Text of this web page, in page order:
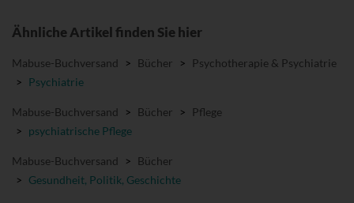
Ähnliche Artikel finden Sie hier
Mabuse-Buchversand > Bücher >
Psychotherapie & Psychiatrie
> Psychiatrie
Mabuse-Buchversand > Bücher >
Pflege
> psychiatrische Pflege
Mabuse-Buchversand > Bücher
> Gesundheit, Politik, Geschichte